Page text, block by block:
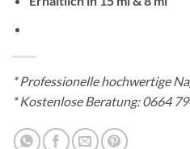
*Professionelle hochwertige
* Kostenlose Beratung:0664